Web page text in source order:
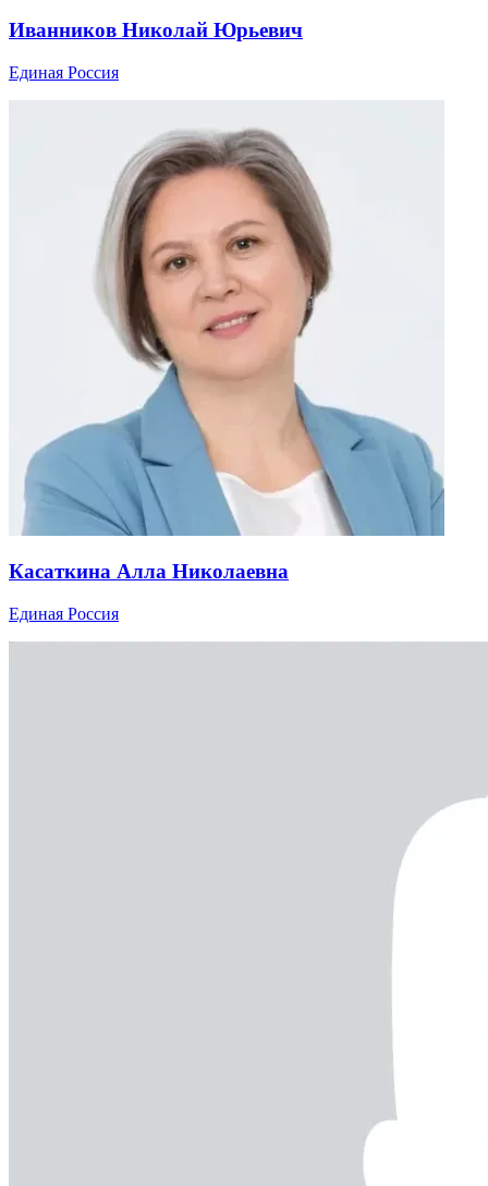
Иванников Николай Юрьевич
Единая Россия
Касаткина Алла Николаевна
Единая Россия